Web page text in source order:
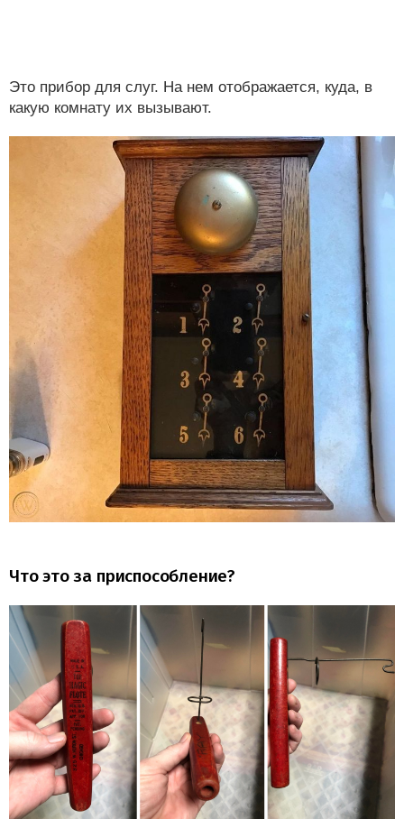
Это прибор для слуг. На нем отображается, куда, в
какую комнату их вызывают.
Что это за приспособление?